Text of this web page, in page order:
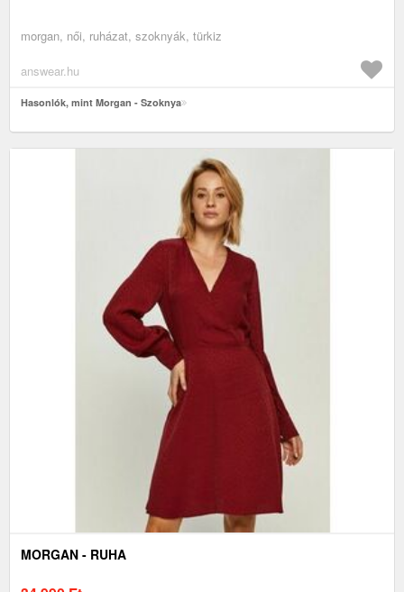
morgan, női, ruházat, szoknyák, türkiz
answear.hu
Hasonlók, mint Morgan - Szoknya
MORGAN - RUHA